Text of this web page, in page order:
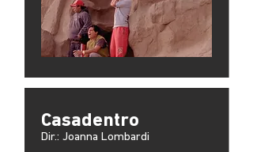
Casadentro
Dir.: Joanna Lombardi